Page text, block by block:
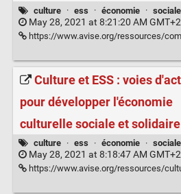
culture · ess · économie · sociale
May 28, 2021 at 8:21:20 AM GMT+2
https://www.avise.org/ressources/compte-rendu-de-la-rencontre-
Culture et ESS : voies
pour développer l'économie
culturelle sociale et solidaire
culture · ess · économie · sociale
May 28, 2021 at 8:18:47 AM GMT+2
https://www.avise.org/ressources/culture-et-ess-voies-daction-pour-